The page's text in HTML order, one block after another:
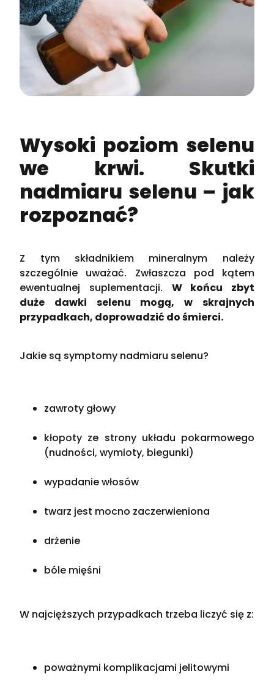
Wysoki poziom selenu
we krwi. Skutki
nadmiaru selenu – jak
rozpoznać?
Z tym składnikiem mineralnym należy
szczególnie uważać. Zwłaszcza pod kątem
ewentualnej suplementacji. W końcu zbyt
duże dawki selenu mogą, w skrajnych
przypadkach, doprowadzić do śmierci.
Jakie są symptomy nadmiaru selenu?
zawroty głowy
kłopoty ze strony układu pokarmowego
(nudności, wymioty, biegunki)
wypadanie włosów
twarz jest mocno zaczerwieniona
drżenie
bóle mięśni
W najcięższych przypadkach trzeba liczyć się z:
poważnymi komplikacjami jelitowymi